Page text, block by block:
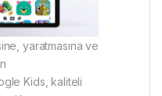
yaratmasına ve
Kids, kaliteli